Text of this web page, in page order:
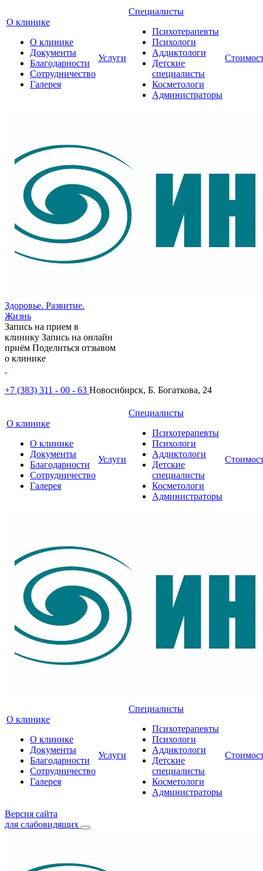
О клинике
О клинике
Документы
Благодарности
Сотрудничество
Галерея
Услуги
Специалисты
Психотерапевты
Психологи
Аддиктологи
Детские
специалисты
Косметологи
Администраторы
Здоровье. Развитие.
Жизнь
Запись на прием в
клинику Запись на онлайн
приём Поделиться отзывом
о клинике
+7 (383) 311 - 00 - 63 Новосибирск, Б. Богаткова, 24
О клинике
О клинике
Документы
Благодарности
Сотрудничество
Галерея
Услуги
Специалисты
Психотерапевты
Психологи
Аддиктологи
Детские
специалисты
Косметологи
Администраторы
О клинике
О клинике
Документы
Благодарности
Сотрудничество
Галерея
Услуги
Специалисты
Психотерапевты
Психологи
Аддиктологи
Детские
специалисты
Косметологи
Администраторы
Версия сайта
для слабовидящих